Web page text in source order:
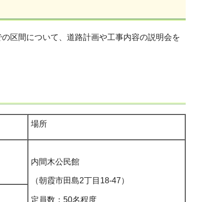
区間について、道路計画や工事内容の説明会を
場所
内間木公民館
（朝霞市田島2丁目18-47）
定員数：50名程度